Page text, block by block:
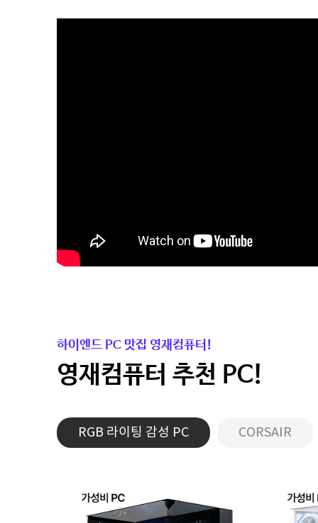
하이엔드 PC 맛집 영재컴퓨터!
영재컴퓨터 추천 PC!
RGB 라이팅 감성 PC CORSAIR